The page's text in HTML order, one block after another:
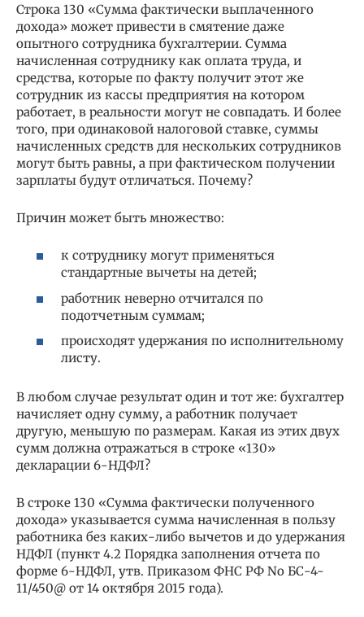
Строка 130 «Сумма фактически выплаченного
дохода» может привести в смятение даже
опытного сотрудника бухгалтерии. Сумма
начисленная сотруднику как оплата труда, и
средства, которые по факту получит этот же
сотрудник из кассы предприятия на котором
работает, в реальности могут не совпадать. И более
того, при одинаковой налоговой ставке, суммы
начисленных средств для нескольких сотрудников
могут быть равны, а при фактическом получении
зарплаты будут отличаться. Почему?
Причин может быть множество:
к сотруднику могут применяться
стандартные вычеты на детей;
работник неверно отчитался по
подотчетным суммам;
происходят удержания по исполнительному
листу.
В любом случае результат один и тот же: бухгалтер
начисляет одну сумму, а работник получает
другую, меньшую по размерам. Какая из этих двух
сумм должна отражаться в строке «130»
декларации 6-НДФЛ?
В строке 130 «Сумма фактически полученного
дохода» указывается сумма начисленная в пользу
работника без каких-либо вычетов и до удержания
НДФЛ (пункт 4.2 Порядка заполнения отчета по
форме 6-НДФЛ, утв. Приказом ФНС РФ No БС-4-
11/450@ от 14 октября 2015 года).